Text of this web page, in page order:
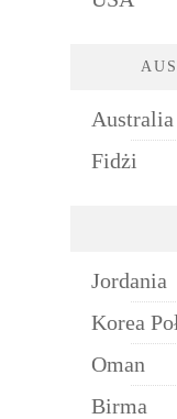
Australia
Fidżi
Jordania
Korea
Oman
Birma